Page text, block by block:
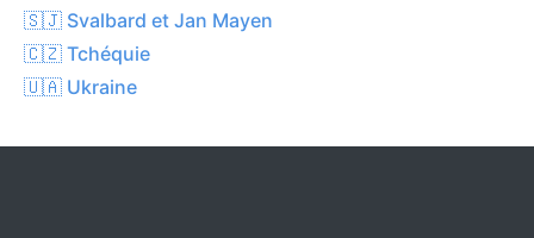
🇸🇯 Svalbard et Jan Mayen
🇨🇿 Tchéquie
🇺🇦 Ukraine